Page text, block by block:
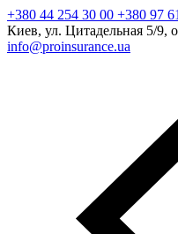
+380 44 254 30 00 +380 97
Киев, ул. Цитадельная 5/9,
info@proinsurance.ua